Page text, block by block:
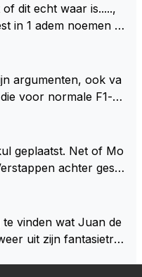
dit echt waar is.....,
in 1 adem noemen m
Kan mij voorstellen d
luisteren maar heb jij
of de dappere b
argumenten, ook va
voor normale F1-fa
🤣
geplaatst. Net of Mo
achter geslo
vinden wat Juan de
uit zijn fantasietro